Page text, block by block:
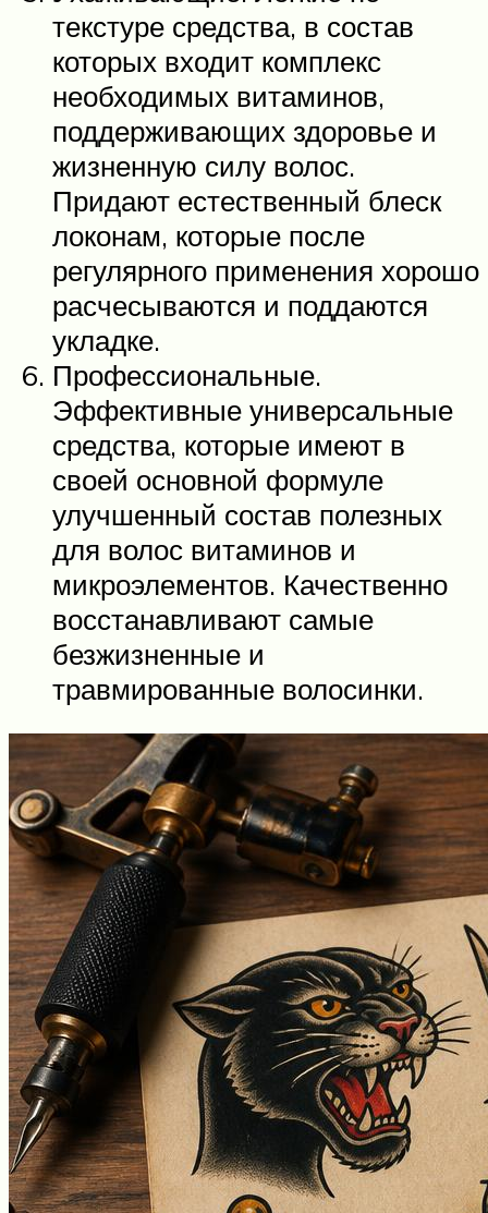
текстуре средства, в состав
которых входит комплекс
необходимых витаминов,
поддерживающих здоровье и
жизненную силу волос.
Придают естественный блеск
локонам, которые после
регулярного применения хорошо
расчесываются и поддаются
укладке.
Профессиональные.
Эффективные универсальные
средства, которые имеют в
своей основной формуле
улучшенный состав полезных
для волос витаминов и
микроэлементов. Качественно
восстанавливают самые
безжизненные и
травмированные волосинки.